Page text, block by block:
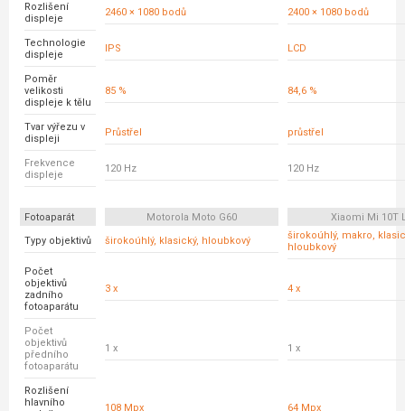
Rozlišení
displeje
2460 × 1080 bodů 2400 × 1080 bodů
Technologie
displeje
IPS LCD
Poměr
velikosti
displeje k tělu
85 % 84,6 %
Tvar výřezu v
displeji
Průstřel průstřel
Frekvence
displeje
120 Hz 120 Hz
Fotoaparát Motorola Moto G60
Xiaomi Mi 10T
Typy objektivů
širokoúhlý, klasický, hloubkový
širokoúhlý, makro,
hloubkový
Počet
objektivů
zadního
fotoaparátu
3 x 4 x
Počet
objektivů
předního
fotoaparátu
1 x 1 x
Rozlišení
hlavního
108 Mpx 64 Mpx